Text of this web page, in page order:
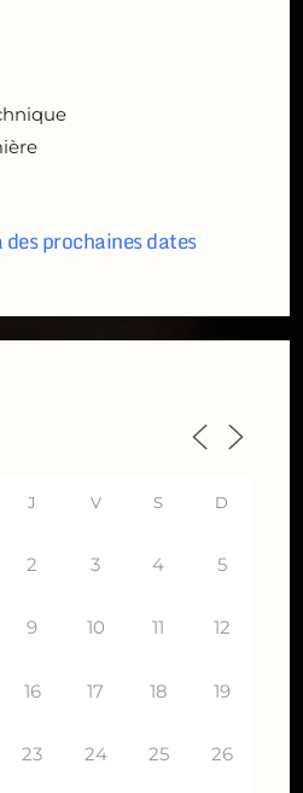
prochaines dates
J V S D
2 3 4 5
9 10 11 12
16 17 18 19
23 24 25 26